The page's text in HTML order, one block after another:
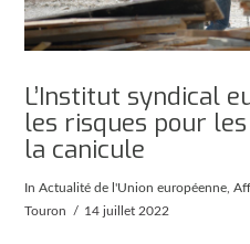
L’Institut syndical
les risques pour
la canicule
InActualité de l'Union européenne ,
Touron
14 juillet 2022